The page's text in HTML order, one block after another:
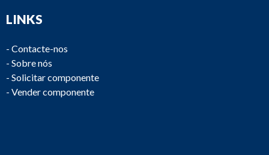
LINKS
- Contacte-nos
- Sobre nós
- Solicitar componente
- Vender componente